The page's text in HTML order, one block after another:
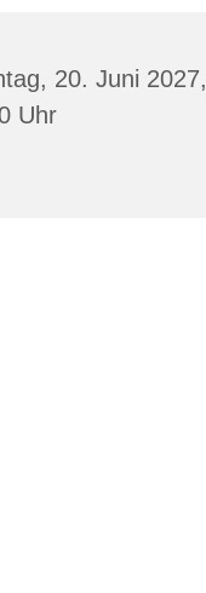
20. Juni 2027,
Uhr